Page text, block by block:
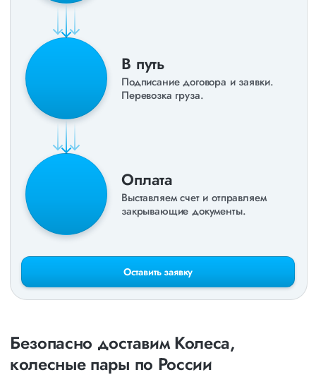
В путь
Подписание договора и заявки.
Перевозка груза.
Оплата
Выставляем счет и отправляем
закрывающие документы.
Оставить заявку
Безопасно доставим Колеса,
колесные пары по России